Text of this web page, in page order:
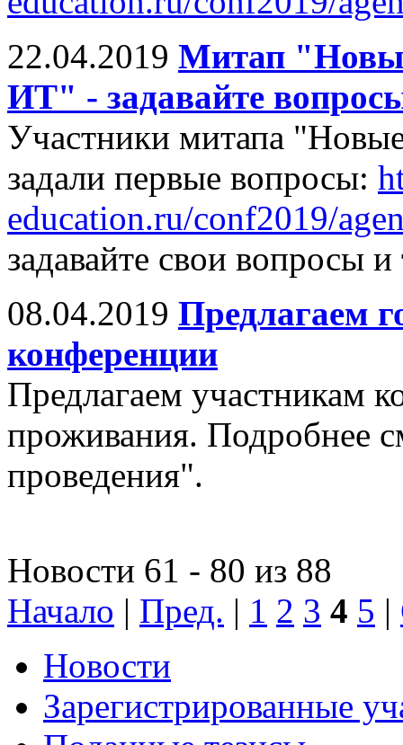
22.04.2019 Митап
ИТ" - задавайте
Участники митапа
задали первые вопросы:
education.ru/conf2019/
задавайте свои вопросы
08.04.2019 Предлагаем
конференции
Предлагаем участникам
проживания. Подробнее
проведения".
Новости 61 - 80 из 88
Начало | Пред. | 1 2 3 4 5 |
Новости
Зарегистрированные